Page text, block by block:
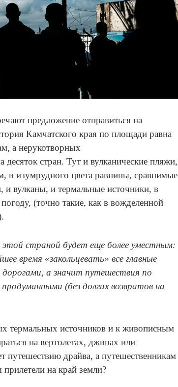
предложение отправиться на
Камчатского края по площади равна
а нерукотворных
десяток стран. Тут и вулканические пляжи,
и изумрудного цвета равнины, сравнимые
вулканы, и термальные источники, в
(точно такие, как в вожделенной
этой страной будет еще более уместным:
время «закольцевать» все главные
а значит путешествия по
(без долгих возвратов на
термальных источников и к живописным
на вертолетах, джипах или
путешествию драйва, а путешественникам
на край земли?